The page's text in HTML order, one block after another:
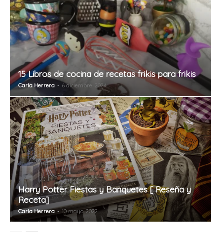
15 Libros de cocina de recetas frikis para frikis
Carla Herrera - 6 diciembre, 2024
Harry Potter Fiestas y Banquetes [ Reseña y
Receta]
Carla Herrera - 10 mayo, 2022